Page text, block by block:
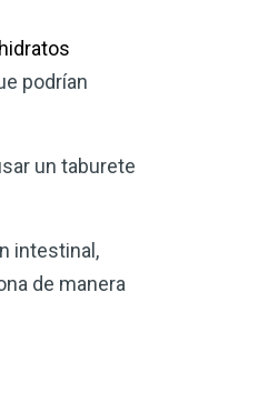
podrían
un taburete
intestinal,
de manera